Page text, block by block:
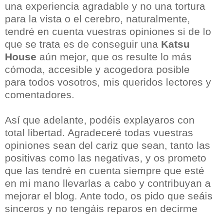
una experiencia agradable y no una tortura
para la vista o el cerebro, naturalmente,
tendré en cuenta vuestras opiniones si de lo
que se trata es de conseguir una Katsu
House aún mejor, que os resulte lo más
cómoda, accesible y acogedora posible
para todos vosotros, mis queridos lectores y
comentadores.
Así que adelante, podéis explayaros con
total libertad. Agradeceré todas vuestras
opiniones sean del cariz que sean, tanto las
positivas como las negativas, y os prometo
que las tendré en cuenta siempre que esté
en mi mano llevarlas a cabo y contribuyan a
mejorar el blog. Ante todo, os pido que seáis
sinceros y no tengáis reparos en decirme